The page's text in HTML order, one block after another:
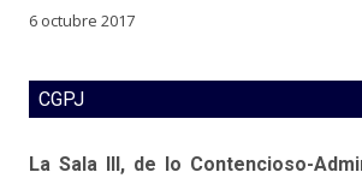
6 octubre 2017
CGPJ
La Sala III, de lo Contencioso-